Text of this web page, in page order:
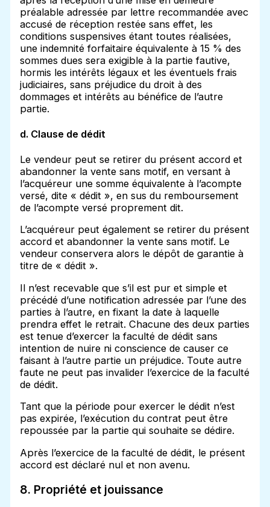
préalable adressée par lettre recommandée avec
accusé de réception restée sans effet, les
conditions suspensives étant toutes réalisées,
une indemnité forfaitaire équivalente à 15 % des
sommes dues sera exigible à la partie fautive,
hormis les intérêts légaux et les éventuels frais
judiciaires, sans préjudice du droit à des
dommages et intérêts au bénéfice de l’autre
partie.
d. Clause de dédit
Le vendeur peut se retirer du présent accord et
abandonner la vente sans motif, en versant à
l’acquéreur une somme équivalente à l’acompte
versé, dite « dédit », en sus du remboursement
de l’acompte versé proprement dit.
L’acquéreur peut également se retirer du présent
accord et abandonner la vente sans motif. Le
vendeur conservera alors le dépôt de garantie à
titre de « dédit ».
Il n’est recevable que s’il est pur et simple et
précédé d’une notification adressée par l’une des
parties à l’autre, en fixant la date à laquelle
prendra effet le retrait. Chacune des deux parties
est tenue d’exercer la faculté de dédit sans
intention de nuire ni conscience de causer ce
faisant à l’autre partie un préjudice. Toute autre
faute ne peut pas invalider l’exercice de la faculté
de dédit.
Tant que la période pour exercer le dédit n’est
pas expirée, l’exécution du contrat peut être
repoussée par la partie qui souhaite se dédire.
Après l’exercice de la faculté de dédit, le présent
accord est déclaré nul et non avenu.
8. Propriété et jouissance